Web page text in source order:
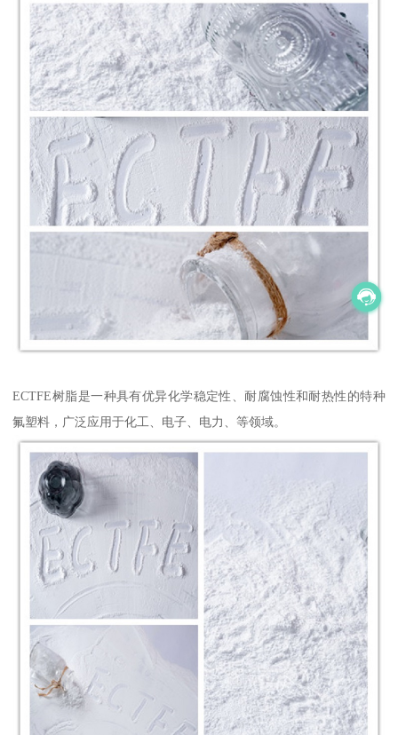
ECTFE树脂是一种具有优异化学稳定性、耐腐蚀性和耐热性的特种
氟塑料，广泛应用于化工、电子、电力、等领域。